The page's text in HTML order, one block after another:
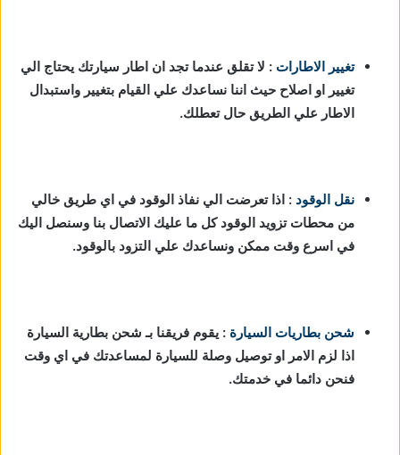
تغيير الاطارات : لا تقلق عندما تجد ان اطار سيارتك يحتاج الي
تغيير او اصلاح حيث اننا نساعدك علي القيام بتغيير واستبدال
الاطار علي الطريق حال تعطلك.
نقل الوقود : اذا تعرضت الي نفاذ الوقود في اي طريق خالي
من محطات تزويد الوقود كل ما عليك الاتصال بنا وسنصل اليك
في اسرع وقت ممكن ونساعدك علي التزود بالوقود.
شحن بطاريات السيارة : يقوم فريقنا بـ شحن بطارية السيارة
اذا لزم الامر او توصيل وصلة للسيارة لمساعدتك في اي وقت
فنحن دائما في خدمتك.